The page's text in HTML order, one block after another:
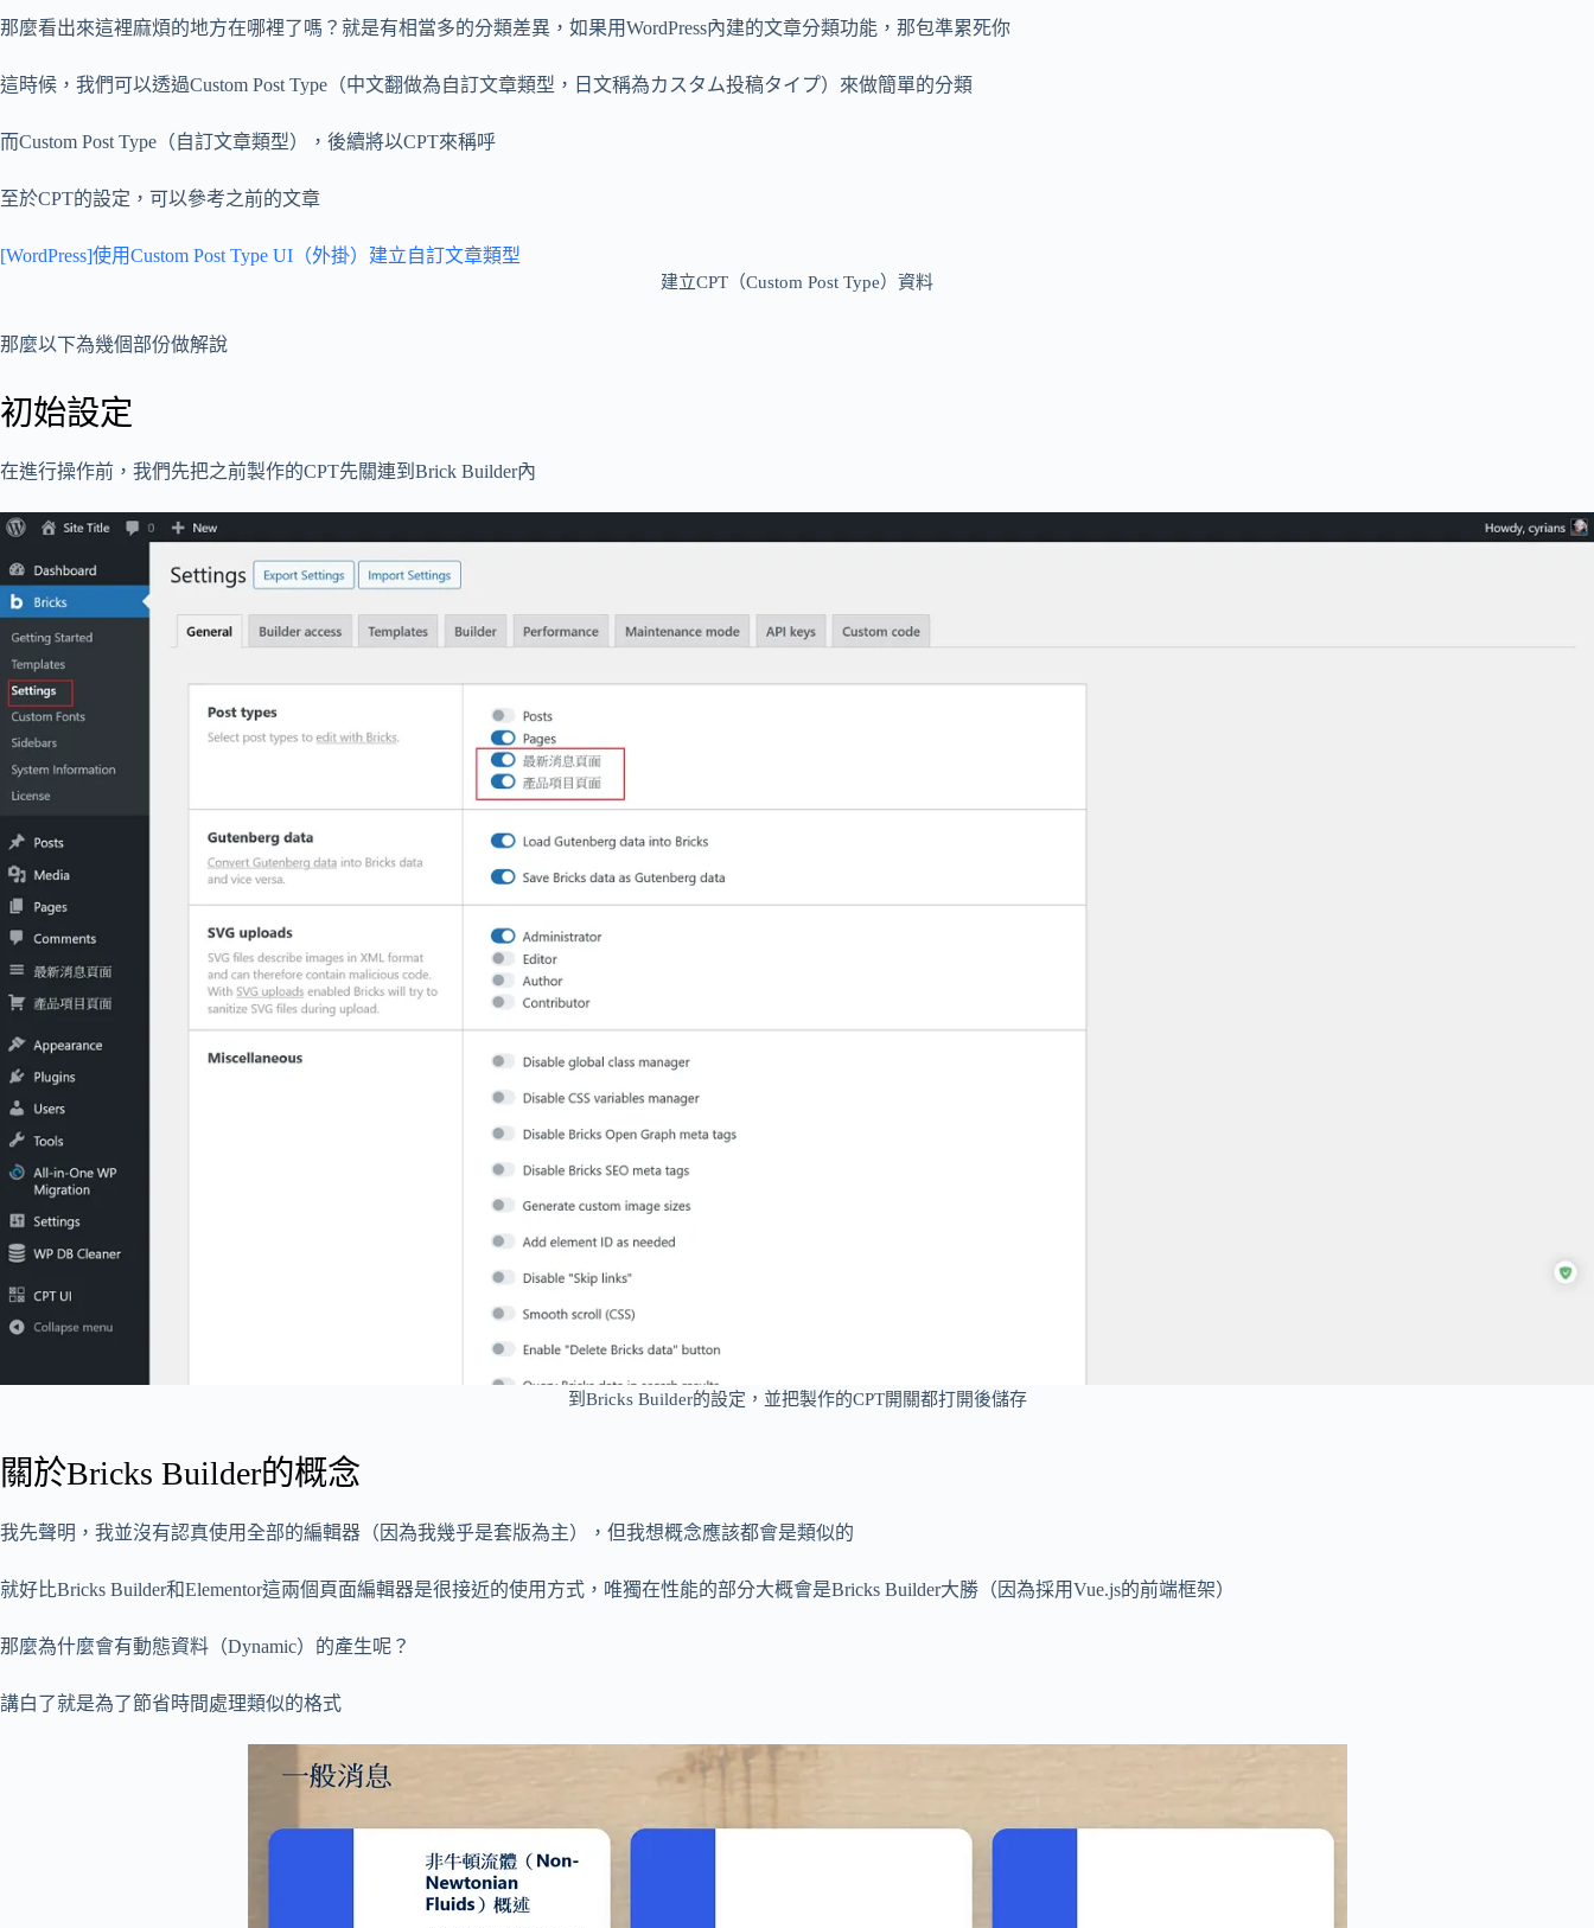
那麼看出來這裡麻煩的地方在哪裡了嗎？就是有相當多的分類差異，如果用WordPress內建的文章分類功能，那包準累死你
這時候，我們可以透過Custom Post Type（中文翻做為自訂文章類型，日文稱為カスタム投稿タイプ）來做簡單的分類
而Custom Post Type（自訂文章類型），後續將以CPT來稱呼
至於CPT的設定，可以參考之前的文章
[WordPress]使用Custom Post Type UI（外掛）建立自訂文章類型
建立CPT（Custom Post Type）資料
那麼以下為幾個部份做解說
初始設定
在進行操作前，我們先把之前製作的CPT先關連到Brick Builder內
到Bricks Builder的設定，並把製作的CPT開關都打開後儲存
關於Bricks Builder的概念
我先聲明，我並沒有認真使用全部的編輯器（因為我幾乎是套版為主），但我想概念應該都會是類似的
就好比Bricks Builder和Elementor這兩個頁面編輯器是很接近的使用方式，唯獨在性能的部分大概會是Bricks Builder大勝（因為採用Vue.js的前端框架）
那麼為什麼會有動態資料（Dynamic）的產生呢？
講白了就是為了節省時間處理類似的格式